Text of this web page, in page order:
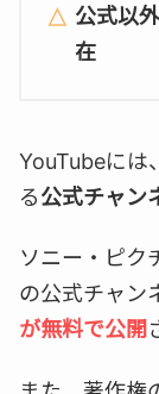
公式以
在
YouTubeには
る公式チャン
ソニー・ピク
の公式チャン
が無料で公開